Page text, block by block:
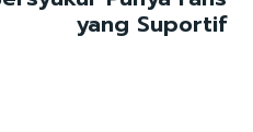
yang Suportif